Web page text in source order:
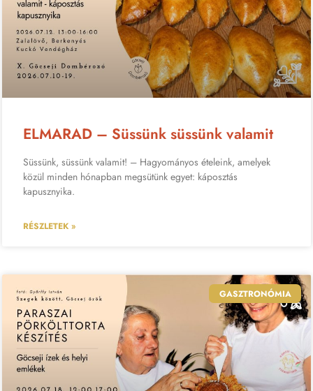
ELMARAD – Süssünk süssünk valamit
Süssünk, süssünk valamit! – Hagyományos ételeink, amelyek
közül minden hónapban megsütünk egyet: káposztás
kapusznyika.
RÉSZLETEK »
GASZTRONÓMIA